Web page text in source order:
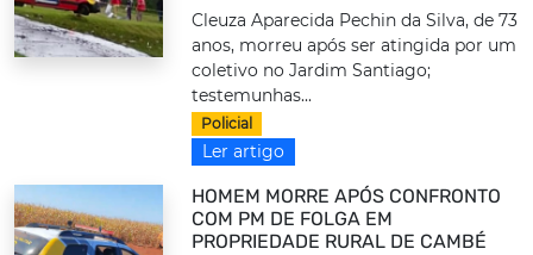
Cleuza Aparecida Pechin da Silva, de 73
anos, morreu após ser atingida por um
coletivo no Jardim Santiago;
testemunhas...
Policial
Ler artigo
HOMEM MORRE APÓS CONFRONTO
COM PM DE FOLGA EM
PROPRIEDADE RURAL DE CAMBÉ